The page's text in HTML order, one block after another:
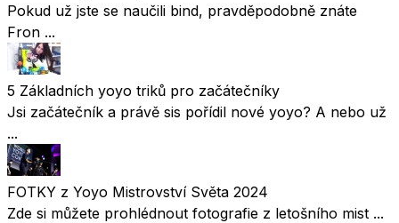
Pokud už jste se naučili bind, pravděpodobně znáte
Fron ...
5 Základních yoyo triků pro začátečníky
Jsi začátečník a právě sis pořídil nové yoyo? A nebo už
...
FOTKY z Yoyo Mistrovství Světa 2024
Zde si můžete prohlédnout fotografie z letošního mist ...